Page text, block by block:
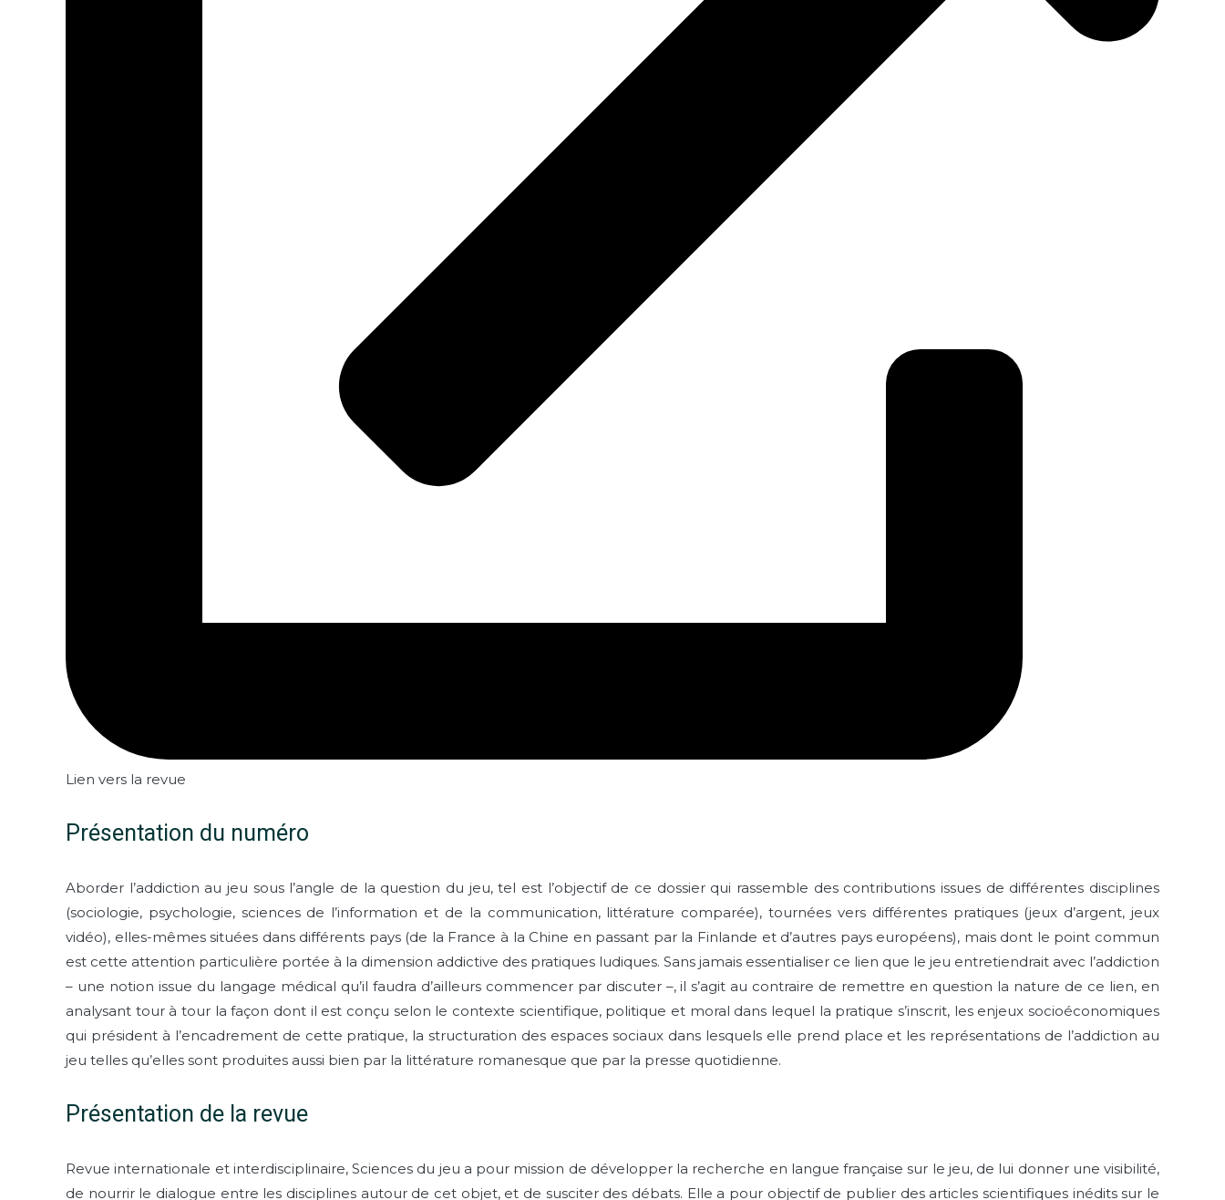
Lien vers la revue
Présentation du numéro
Aborder l’addiction au jeu sous l’angle de la question du jeu, tel est l’objectif de ce dossier qui rassemble des contributions issues de différentes disciplines
(sociologie, psychologie, sciences de l’information et de la communication, littérature comparée), tournées vers différentes pratiques (jeux d’argent, jeux
vidéo), elles-mêmes situées dans différents pays (de la France à la Chine en passant par la Finlande et d’autres pays européens), mais dont le point commun
est cette attention particulière portée à la dimension addictive des pratiques ludiques. Sans jamais essentialiser ce lien que le jeu entretiendrait avec l’addiction
– une notion issue du langage médical qu’il faudra d’ailleurs commencer par discuter –, il s’agit au contraire de remettre en question la nature de ce lien, en
analysant tour à tour la façon dont il est conçu selon le contexte scientifique, politique et moral dans lequel la pratique s’inscrit, les enjeux socioéconomiques
qui président à l’encadrement de cette pratique, la structuration des espaces sociaux dans lesquels elle prend place et les représentations de l’addiction au
jeu telles qu’elles sont produites aussi bien par la littérature romanesque que par la presse quotidienne.
Présentation de la revue
Revue internationale et interdisciplinaire, Sciences du jeu a pour mission de développer la recherche en langue française sur le jeu, de lui donner une visibilité,
de nourrir le dialogue entre les disciplines autour de cet objet, et de susciter des débats. Elle a pour objectif de publier des articles scientifiques inédits sur le